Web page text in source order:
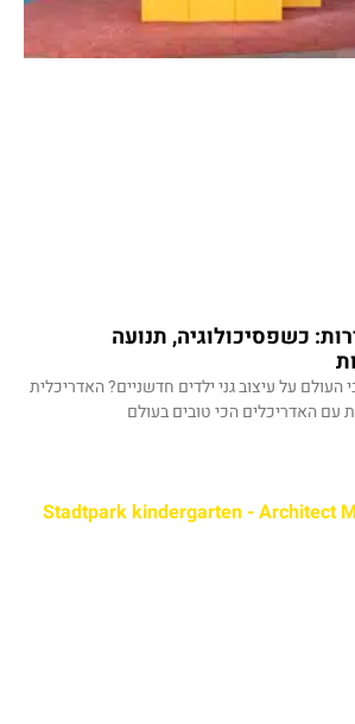
כשפסיכולוגיה, תנועה
על עיצוב גני ילדים חדשניים? האדריכלית
עם האדריכלים הכי טובים בעולם